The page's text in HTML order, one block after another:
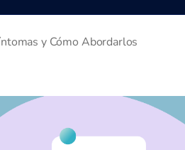
y Cómo Abordarlos